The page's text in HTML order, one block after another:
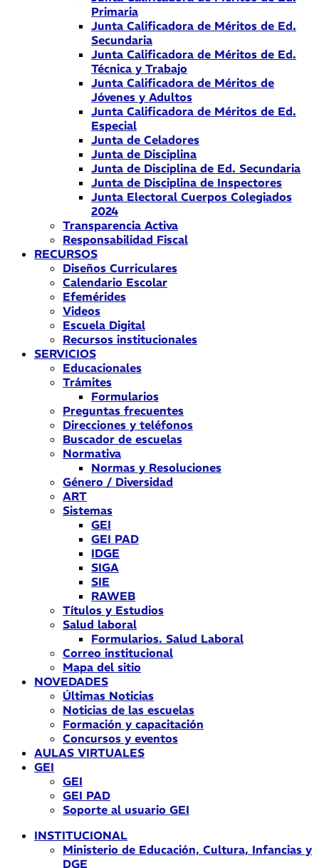
Primaria
Junta Calificadora de Méritos de Ed.
Secundaria
Junta Calificadora de Méritos de Ed.
Técnica y Trabajo
Junta Calificadora de Méritos de
Jóvenes y Adultos
Junta Calificadora de Méritos de Ed.
Especial
Junta de Celadores
Junta de Disciplina
Junta de Disciplina de Ed. Secundaria
Junta de Disciplina de Inspectores
Junta Electoral Cuerpos Colegiados
2024
Transparencia Activa
Responsabilidad Fiscal
RECURSOS
Diseños Curriculares
Calendario Escolar
Efemérides
Videos
Escuela Digital
Recursos institucionales
SERVICIOS
Educacionales
Trámites
Formularios
Preguntas frecuentes
Direcciones y teléfonos
Buscador de escuelas
Normativa
Normas y Resoluciones
Género / Diversidad
ART
Sistemas
GEI
GEI PAD
IDGE
SIGA
SIE
RAWEB
Títulos y Estudios
Salud laboral
Formularios. Salud Laboral
Correo institucional
Mapa del sitio
NOVEDADES
Últimas Noticias
Noticias de las escuelas
Formación y capacitación
Concursos y eventos
AULAS VIRTUALES
GEI
GEI
GEI PAD
Soporte al usuario GEI
INSTITUCIONAL
Ministerio de Educación, Cultura, Infancias y
DGE